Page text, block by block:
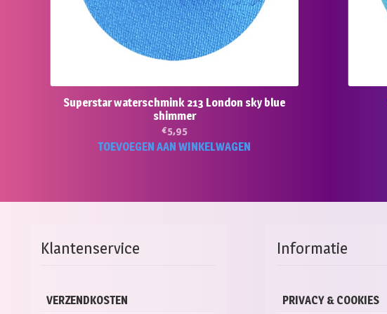
Superstar waterschmink 213 London sky blue
shimmer
€5,95
TOEVOEGEN AAN WINKELWAGEN
Klantenservice
VERZENDKOSTEN
Informatie
PRIVACY & COOKIES